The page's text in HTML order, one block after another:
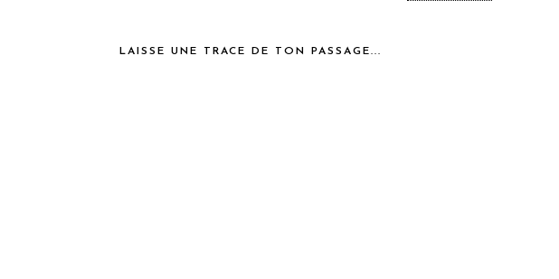
LAISSE UNE TRACE DE TON PASSAGE...